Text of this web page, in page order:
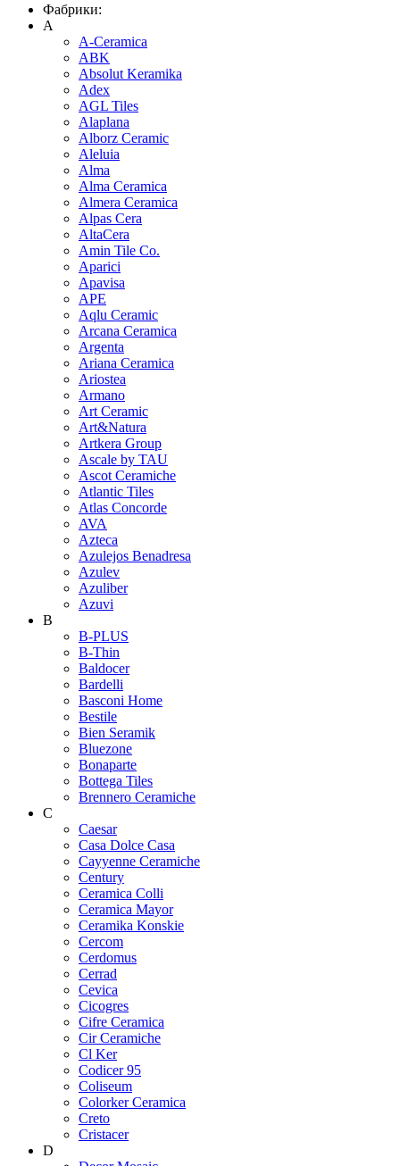
Фабрики:
A
A-Ceramica
ABK
Absolut Keramika
Adex
AGL Tiles
Alaplana
Alborz Ceramic
Aleluia
Alma
Alma Ceramica
Almera Ceramica
Alpas Cera
AltaCera
Amin Tile Co.
Aparici
Apavisa
APE
Aqlu Ceramic
Arcana Ceramica
Argenta
Ariana Ceramica
Ariostea
Armano
Art Ceramic
Art&Natura
Artkera Group
Ascale by TAU
Ascot Ceramiche
Atlantic Tiles
Atlas Concorde
AVA
Azteca
Azulejos Benadresa
Azulev
Azuliber
Azuvi
B
B-PLUS
B-Thin
Baldocer
Bardelli
Basconi Home
Bestile
Bien Seramik
Bluezone
Bonaparte
Bottega Tiles
Brennero Ceramiche
C
Caesar
Casa Dolce Casa
Cayyenne Ceramiche
Century
Ceramica Colli
Ceramica Mayor
Ceramika Konskie
Cercom
Cerdomus
Cerrad
Cevica
Cicogres
Cifre Ceramica
Cir Ceramiche
Cl Ker
Codicer 95
Coliseum
Colorker Ceramica
Creto
Cristacer
D